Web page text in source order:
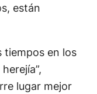
están
tiempos en los
lugar mejor